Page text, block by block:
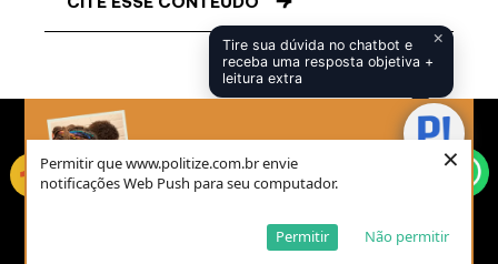
Permitir que www.politize.com.br envie
notificações Web Push para seu computador.
Não permitir
Permitir
×
Apoie a
Tire sua dúvida no chatbot e
receba uma resposta objetiva +
leitura extra
×